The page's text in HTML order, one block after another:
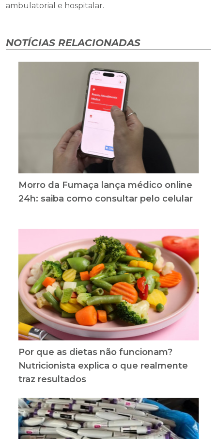
ambulatorial e hospitalar.
NOTÍCIAS RELACIONADAS
Morro da Fumaça lança médico online
24h: saiba como consultar pelo celular
Por que as dietas não funcionam?
Nutricionista explica o que realmente
traz resultados